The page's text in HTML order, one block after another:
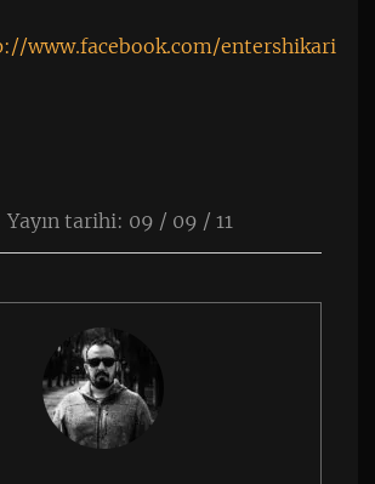
www.facebook.com/entershikari
Yayın tarihi: 09 / 09 / 11